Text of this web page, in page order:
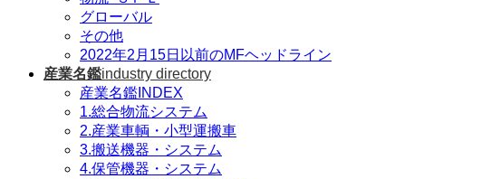
グローバル
その他
2022年2月15日以前のMFヘッドライン
産業名鑑industry directory
産業名鑑INDEX
1.総合物流システム
2.産業車輌・小型運搬車
3.搬送機器・システム
4.保管機器・システム